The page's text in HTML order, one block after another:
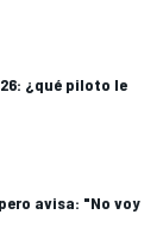
¿qué piloto le
avisa: "No voy